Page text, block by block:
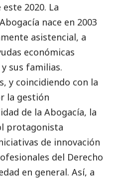
2020. La
nace en 2003
asistencial, a
económicas
sus familias.
y coincidiendo con la
la gestión
de la Abogacía, la
protagonista
de innovación
del Derecho
en general. Así, a